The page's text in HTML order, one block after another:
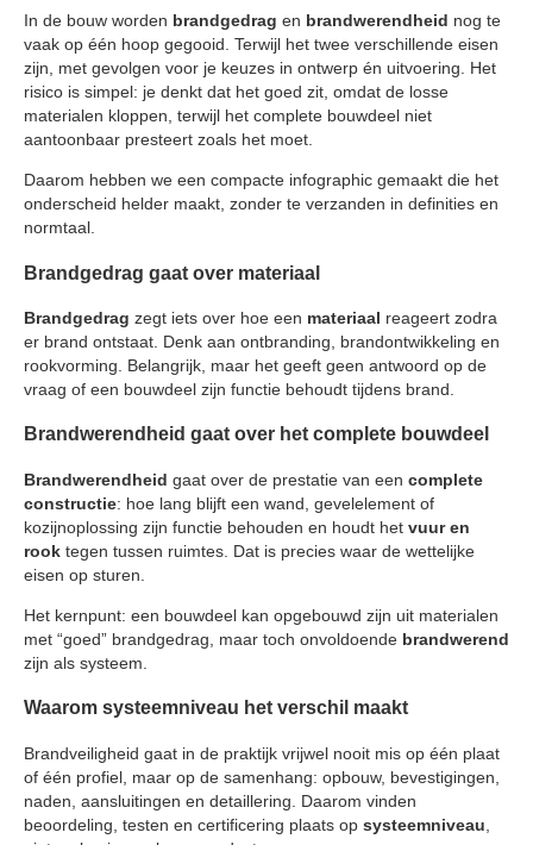
In de bouw worden brandgedrag en brandwerendheid nog te
vaak op één hoop gegooid. Terwijl het twee verschillende eisen
zijn, met gevolgen voor je keuzes in ontwerp én uitvoering. Het
risico is simpel: je denkt dat het goed zit, omdat de losse
materialen kloppen, terwijl het complete bouwdeel niet
aantoonbaar presteert zoals het moet.
Daarom hebben we een compacte infographic gemaakt die het
onderscheid helder maakt, zonder te verzanden in definities en
normtaal.
Brandgedrag gaat over materiaal
Brandgedrag zegt iets over hoe een materiaal reageert zodra
er brand ontstaat. Denk aan ontbranding, brandontwikkeling en
rookvorming. Belangrijk, maar het geeft geen antwoord op de
vraag of een bouwdeel zijn functie behoudt tijdens brand.
Brandwerendheid gaat over het complete bouwdeel
Brandwerendheid gaat over de prestatie van een complete
constructie: hoe lang blijft een wand, gevelelement of
kozijnoplossing zijn functie behouden en houdt het vuur en
rook tegen tussen ruimtes. Dat is precies waar de wettelijke
eisen op sturen.
Het kernpunt: een bouwdeel kan opgebouwd zijn uit materialen
met “goed” brandgedrag, maar toch onvoldoende brandwerend
zijn als systeem.
Waarom systeemniveau het verschil maakt
Brandveiligheid gaat in de praktijk vrijwel nooit mis op één plaat
of één profiel, maar op de samenhang: opbouw, bevestigingen,
naden, aansluitingen en detaillering. Daarom vinden
beoordeling, testen en certificering plaats op systeemniveau